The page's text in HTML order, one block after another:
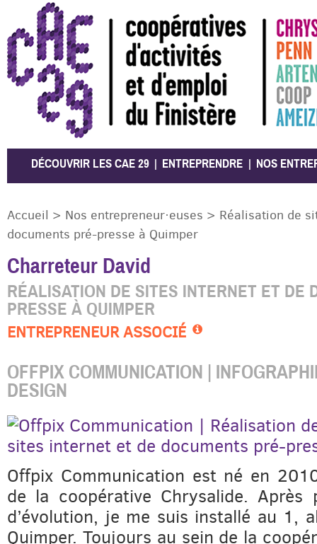
CAE 29
DÉCOUVRIR LES CAE 29 ENTREPRENDRE NOS
Accueil > Nos entrepreneur·euses > Réalisation de
documents pré-presse à Quimper
Charreteur David
RÉALISATION DE SITES INTERNET ET DE
PRESSE À QUIMPER
ENTREPRENEUR ASSOCIÉ
OFFPIX COMMUNICATION |
DESIGN
Offpix Communication est né en
de la coopérative Chrysalide. Après
d’évolution, je me suis installé au 1,
Quimper. Toujours au sein de la